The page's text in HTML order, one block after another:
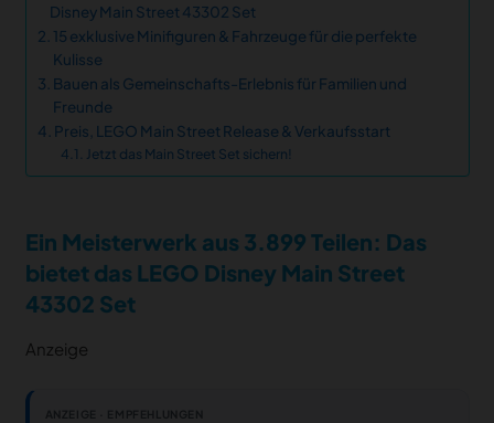
Disney Main Street 43302 Set
15 exklusive Minifiguren & Fahrzeuge für die perfekte
Kulisse
Bauen als Gemeinschafts-Erlebnis für Familien und
Freunde
Preis, LEGO Main Street Release & Verkaufsstart
Jetzt das Main Street Set sichern!
Ein Meisterwerk aus 3.899 Teilen: Das
bietet das LEGO Disney Main Street
43302 Set
Anzeige
ANZEIGE · EMPFEHLUNGEN